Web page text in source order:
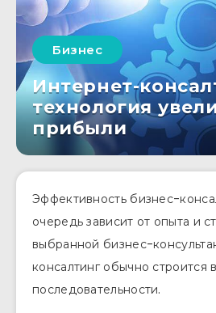
Бизнес
Интернет-
технология
прибыли
Эффективность бизнес-
очередь зависит от опыта и
выбранной бизнес-
консалтинг обычно строится
последовательности.